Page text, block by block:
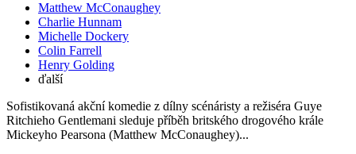
Matthew McConaughey
Charlie Hunnam
Michelle Dockery
Colin Farrell
Henry Golding
ďalší
Sofistikovaná akční komedie z dílny scénáristy a režiséra Guye
Ritchieho Gentlemani sleduje příběh britského drogového krále
Mickeyho Pearsona (Matthew McConaughey)...